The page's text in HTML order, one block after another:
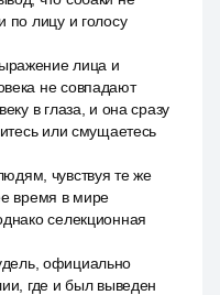
по лицу и голосу
лица и
не совпадают
в глаза, и она сразу
или смущаетесь
чувствуя те же
время в мире
селекционная
официально
где и был выведен